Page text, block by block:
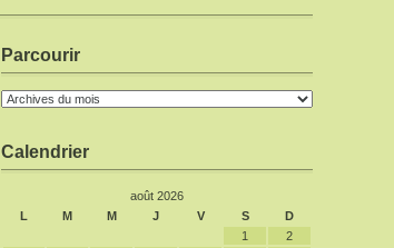
Parcourir
Calendrier
août 2026
L
M M J V S D
1
2